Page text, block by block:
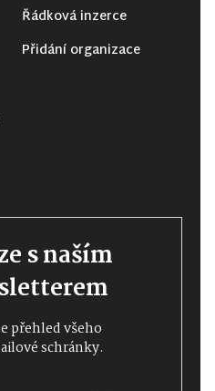
Řádková inzerce
Přidání organizace
s naším
přehled všeho
schránky.